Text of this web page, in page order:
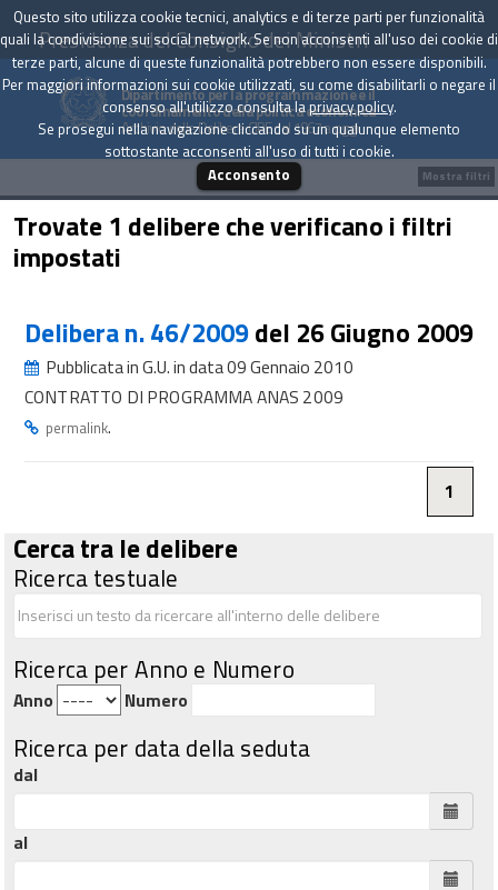
Presidenza del Consiglio dei Ministri
Dipartimento per la programmazione e il
coordinamento della politica economica
Archivio delle Delibere CIPE dal 1967 a oggi
Trovate 1 delibere che verificano i filtri
impostati
Delibera n. 46/2009del 26 Giugno 2009
Pubblicata in G.U. in data 09 Gennaio 2010
CONTRATTO DI PROGRAMMA ANAS 2009
permalink.
1
Cerca tra le delibere
Ricerca testuale
Ricerca per Anno e Numero
Anno Numero
Ricerca per data della seduta
dal
al
Mostra filtri
Questo sito utilizza cookie tecnici, analytics e di terze parti per funzionalità
quali la condivisione sui social network. Se non acconsenti all'uso dei cookie di
terze parti, alcune di queste funzionalità potrebbero non essere disponibili.
Per maggiori informazioni sui cookie utilizzati, su come disabilitarli o negare il
consenso all'utilizzo consulta laprivacy policy.
Se prosegui nella navigazione cliccando su un qualunque elemento
sottostante acconsenti all'uso di tutti i cookie.
Acconsento